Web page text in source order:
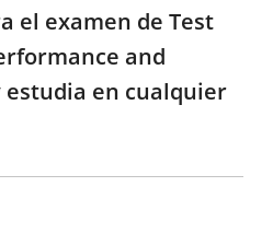
el examen de Test
and
estudia en cualquier